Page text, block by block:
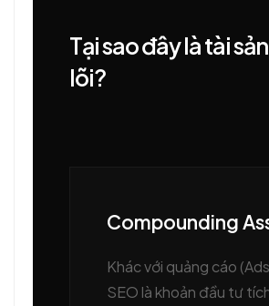
Tại sao đây là tài
lõi?
Compounding
Khác với quảng cáo
SEO là khoản đầu tư